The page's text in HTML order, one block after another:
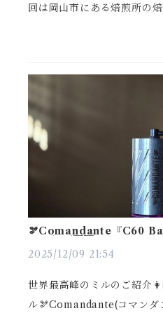
回は岡山市にある焙煎所の
だきます😊コーヒーノマナ
🫘Comandante『C60
2025/12/09 21:54
世界最高峰のミルのご紹介
ル🫘Comandante(コマンダ
a Stone Washed』最高地